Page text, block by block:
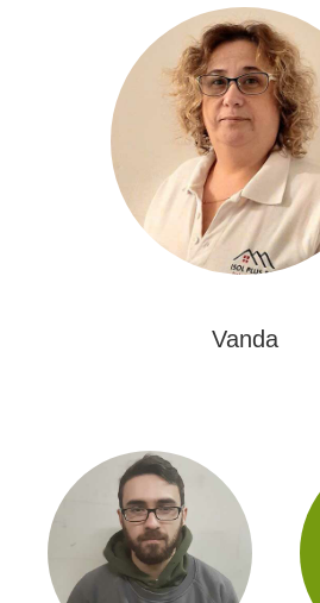
Vanda